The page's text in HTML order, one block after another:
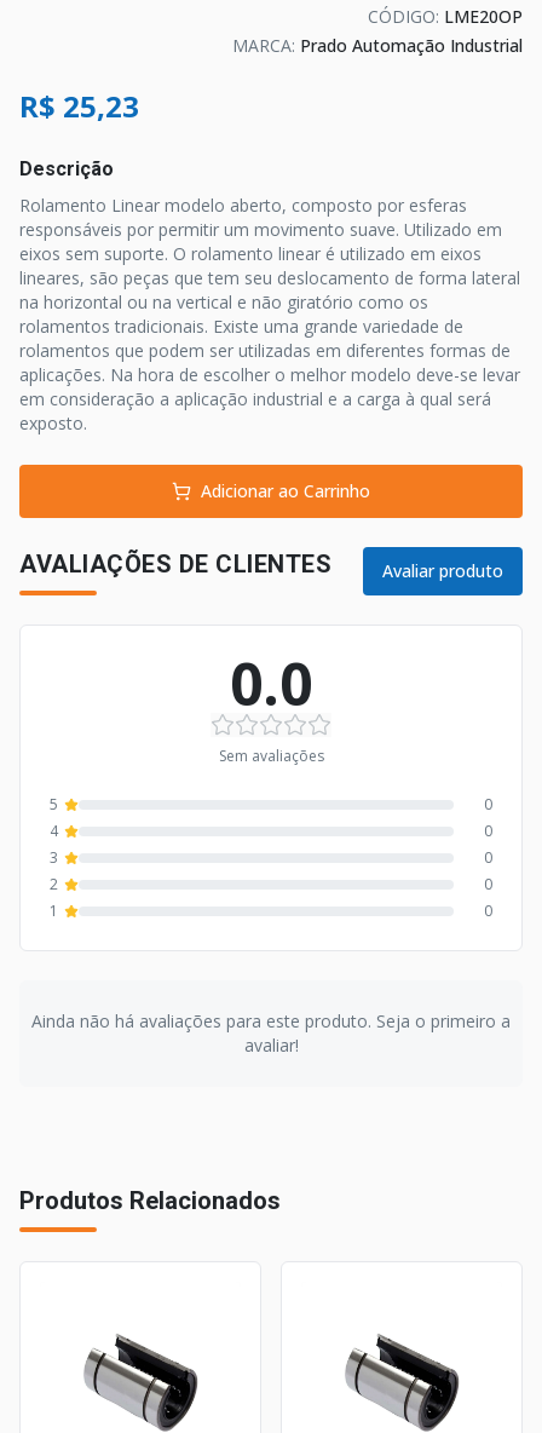
CÓDIGO: LME20OP
MARCA: Prado Automação Industrial
R$ 25,23
Descrição
Rolamento Linear modelo aberto, composto por esferas
responsáveis por permitir um movimento suave. Utilizado em
eixos sem suporte. O rolamento linear é utilizado em eixos
lineares, são peças que tem seu deslocamento de forma lateral
na horizontal ou na vertical e não giratório como os
rolamentos tradicionais. Existe uma grande variedade de
rolamentos que podem ser utilizadas em diferentes formas de
aplicações. Na hora de escolher o melhor modelo deve-se levar
em consideração a aplicação industrial e a carga à qual será
exposto.
Adicionar ao Carrinho
AVALIAÇÕES DE CLIENTES Avaliar produto
0.0
Sem avaliações
5
0
4
0
3
0
2
0
1
0
Ainda não há avaliações para este produto. Seja o primeiro a
avaliar!
Produtos Relacionados